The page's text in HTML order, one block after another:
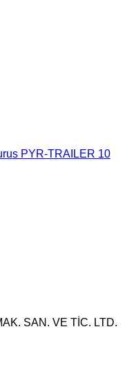
PYR-TRAILER 10
SAN. VE TİC. LTD.